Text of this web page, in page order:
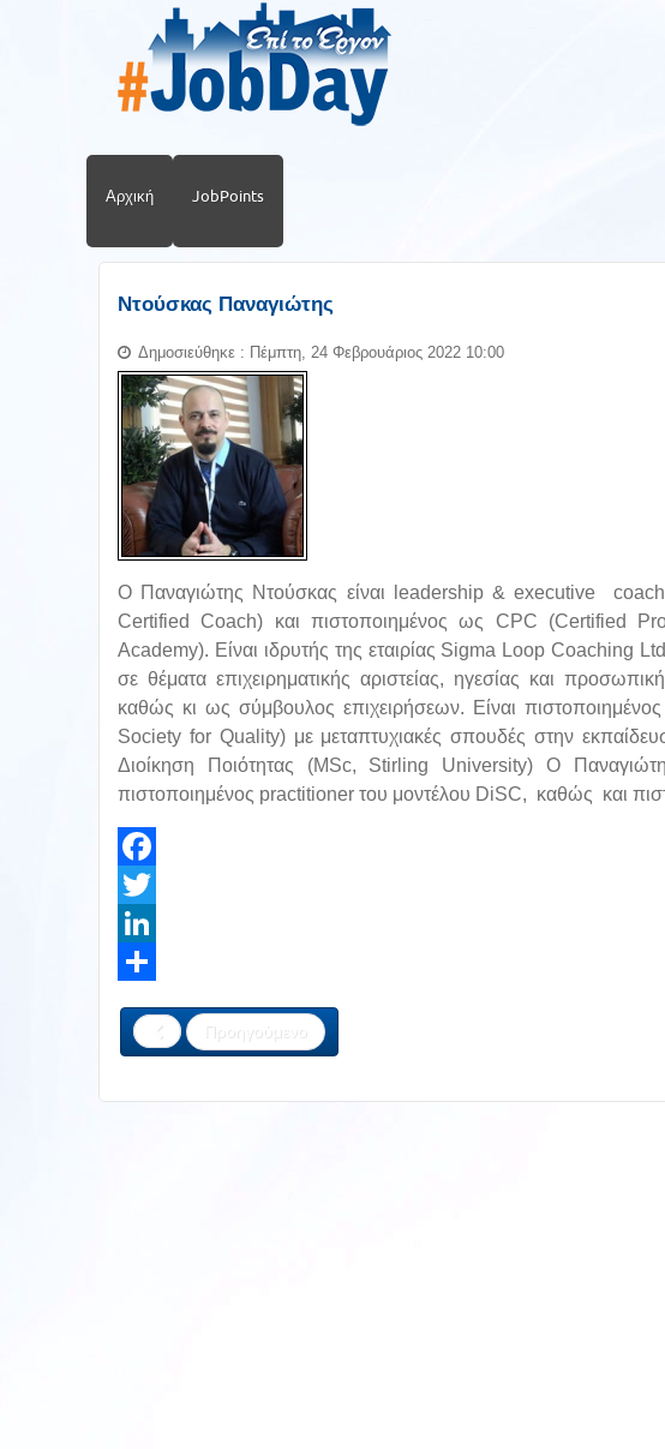
Αρχική JobPoints
Ντούσκας Παναγιώτης
Δημοσιεύθηκε : Πέμπτη, 24 Φεβρουάριος 2022 10:00
Ο Παναγιώτης Ντούσκας είναι leadership & executive
Certified Coach) και πιστοποιημένος ως CPC (Certified
Academy). Είναι ιδρυτής της εταιρίας Sigma Loop Coaching
σε θέματα επιχειρηματικής αριστείας, ηγεσίας και
καθώς κι ως σύμβουλος επιχειρήσεων. Είναι
Society for Quality) με μεταπτυχιακές σπουδές στην
Διοίκηση Ποιότητας (MSc, Stirling University) O
πιστοποιημένος practitioner του μοντέλου DiSC, καθώς και
Facebook
Twitter
LinkedIn
Προηγούμενο